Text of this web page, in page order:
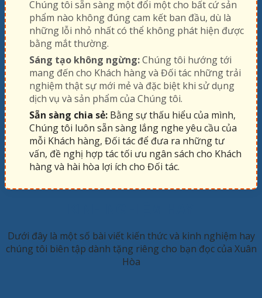
Chúng tôi sẵn sàng một đổi một cho bất cứ sản
phẩm nào không đúng cam kết ban đầu, dù là
những lỗi nhỏ nhất có thể không phát hiện được
bằng mắt thường.
Sáng tạo không ngừng:Chúng tôi hướng tới
mang đến cho Khách hàng và Đối tác những trải
nghiệm thật sự mới mẻ và đặc biệt khi sử dụng
dịch vụ và sản phẩm của Chúng tôi.
Sẵn sàng chia sẻ: Bằng sự thấu hiểu của mình,
Chúng tôi luôn sẵn sàng lắng nghe yêu cầu của
mỗi Khách hàng, Đối tác để đưa ra những tư
vấn, đề nghị hợp tác tối ưu ngân sách cho Khách
hàng và hài hòa lợi ích cho Đối tác.
Dưới đây là một số bài viết kiến thức và kinh nghiệm hay
chúng tôi biên tập dành tặng riêng cho bạn đọc của Xuân
Hòa